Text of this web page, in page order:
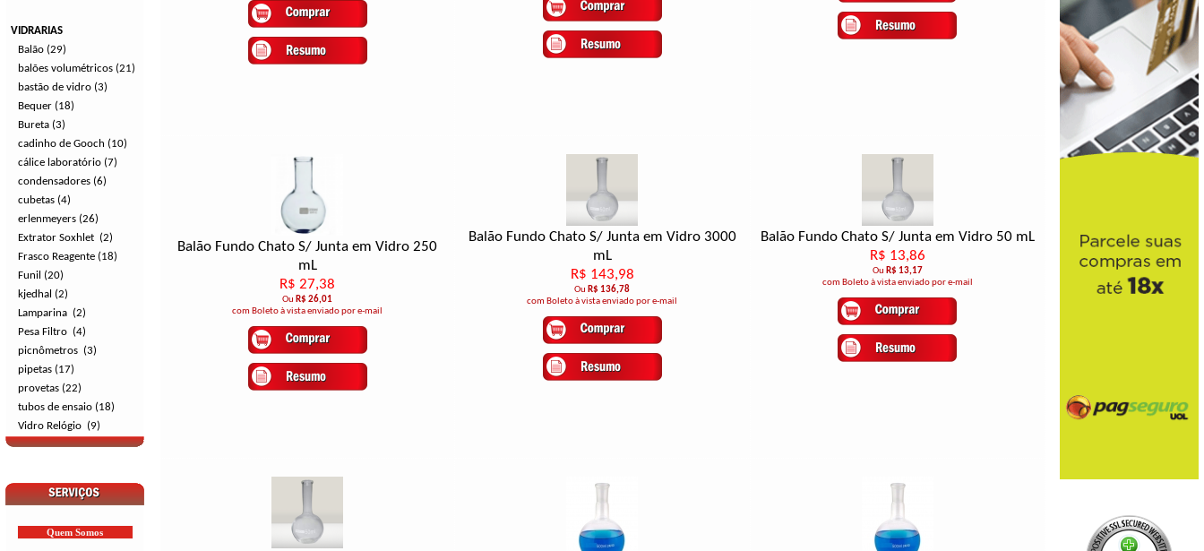
VIDRARIAS
Balão (29)
balões volumétricos (21)
bastão de vidro (3)
Bequer (18)
Bureta (3)
cadinho de Gooch (10)
cálice laboratório (7)
condensadores (6)
cubetas (4)
erlenmeyers (26)
Extrator Soxhlet (2)
Frasco Reagente (18)
Funil (20)
kjedhal (2)
Lamparina (2)
Pesa Filtro (4)
picnômetros (3)
pipetas (17)
provetas (22)
tubos de ensaio (18)
Vidro Relógio (9)
Quem Somos
Balão Fundo Chato S/ Junta em Vidro 250
mL
R$ 27,38
Ou R$ 26,01
com Boleto à vista enviado por e-mail
Balão Fundo Chato S/ Junta em Vidro 3000
mL
R$ 143,98
Ou R$ 136,78
com Boleto à vista enviado por e-mail
Balão Fundo Chato S/ Junta em Vidro 50 mL
R$ 13,86
Ou R$ 13,17
com Boleto à vista enviado por e-mail